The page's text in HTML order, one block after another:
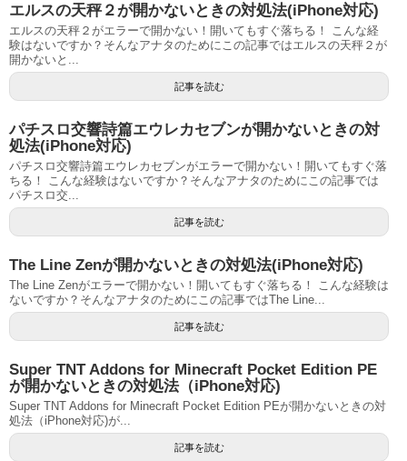
エルスの天秤２が開かないときの対処法(iPhone対応)
エルスの天秤２がエラーで開かない！開いてもすぐ落ちる！ こんな経
験はないですか？そんなアナタのためにこの記事ではエルスの天秤２が
開かないと...
記事を読む
パチスロ交響詩篇エウレカセブンが開かないときの対
処法(iPhone対応)
パチスロ交響詩篇エウレカセブンがエラーで開かない！開いてもすぐ落
ちる！ こんな経験はないですか？そんなアナタのためにこの記事では
パチスロ交...
記事を読む
The Line Zenが開かないときの対処法(iPhone対応)
The Line Zenがエラーで開かない！開いてもすぐ落ちる！ こんな経験は
ないですか？そんなアナタのためにこの記事ではThe Line...
記事を読む
Super TNT Addons for Minecraft Pocket Edition PE
が開かないときの対処法（iPhone対応)
Super TNT Addons for Minecraft Pocket Edition PEが開かないときの対
処法（iPhone対応)が...
記事を読む